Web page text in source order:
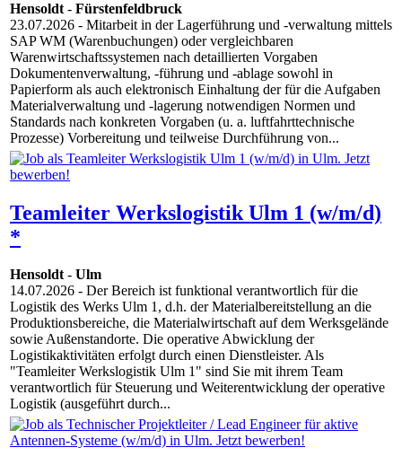
Hensoldt- Fürstenfeldbruck
23.07.2026 - Mitarbeit in der Lagerführung und -verwaltung mittels
SAP WM (Warenbuchungen) oder vergleichbaren
Warenwirtschaftssystemen nach detaillierten Vorgaben
Dokumentenverwaltung, -führung und -ablage sowohl in
Papierform als auch elektronisch Einhaltung der für die Aufgaben
Materialverwaltung und -lagerung notwendigen Normen und
Standards nach konkreten Vorgaben (u. a. luftfahrttechnische
Prozesse) Vorbereitung und teilweise Durchführung von...
Teamleiter Werkslogistik Ulm 1 (w/m/d)
*
Hensoldt- Ulm
14.07.2026 - Der Bereich ist funktional verantwortlich für die
Logistik des Werks Ulm 1, d.h. der Materialbereitstellung an die
Produktionsbereiche, die Materialwirtschaft auf dem Werksgelände
sowie Außenstandorte. Die operative Abwicklung der
Logistikaktivitäten erfolgt durch einen Dienstleister. Als
"Teamleiter Werkslogistik Ulm 1" sind Sie mit ihrem Team
verantwortlich für Steuerung und Weiterentwicklung der operative
Logistik (ausgeführt durch...